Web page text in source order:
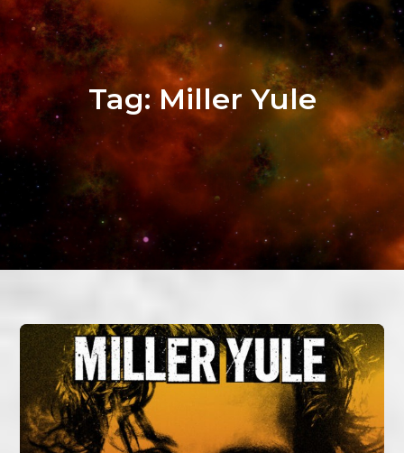
Tag:Miller Yule